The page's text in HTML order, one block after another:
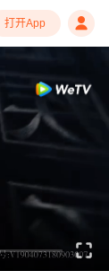
打开App